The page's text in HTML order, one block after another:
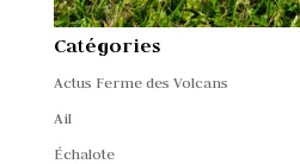
Catégories
Actus Ferme des Volcans
Ail
Échalote